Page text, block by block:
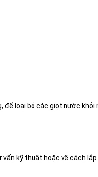
để loại bỏ các giọt nước khỏi
kỹ thuật hoặc về cách